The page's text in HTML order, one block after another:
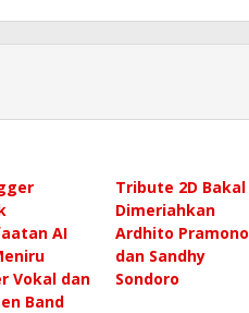
AI
Vokal dan
Band
Tribute 2D Bakal
Dimeriahkan
Ardhito Pramono
dan Sandhy
Sondoro